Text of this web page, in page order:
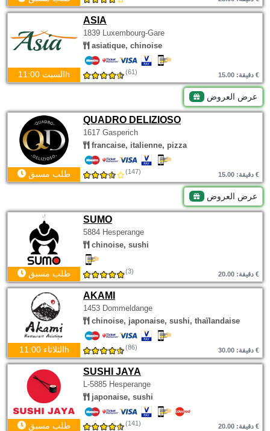
ASIA
1839 Luxembourg-Gare
asiatique, chinoise
السبت 11:00h (61) دقيقة: 15.00 €
عرض العروض
QUADRO DELIZIOSO
1617 Gasperich
francaise, italienne, pizza
طلب مسبق (147) دقيقة: 15.00 €
عرض العروض
SUMO
5884 Hesperange
chinoise, sushi
طلب مسبق (3) دقيقة: 20.00 €
AKAMI
1453 Dommeldange
chinoise, japonaise, sushi, thaïlandaise
الثلاثاء 11:00h (86) دقيقة: 30.00 €
SUSHI JAYA
L-5885 Hesperange
japonaise, sushi
طلب مسبق (141) دقيقة: 20.00 €